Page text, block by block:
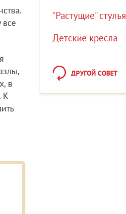
в
К
"Растущие" стулья
Детские кресла
ДРУГОЙ СОВЕТ